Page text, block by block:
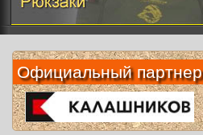
Официальный партнер